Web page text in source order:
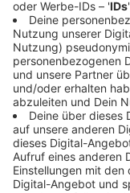
von
Anzeige
Beim zweiten
Anzeige
Am